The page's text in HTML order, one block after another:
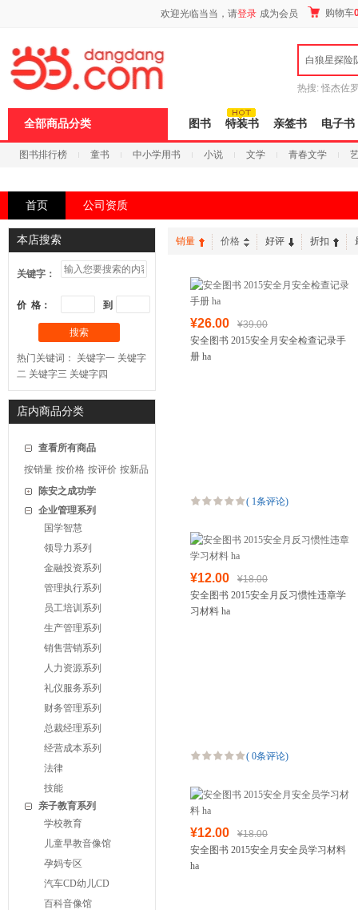
欢迎光临当当，请登录 成为会员 购物车
白狼星探险
热搜: 怪杰佐
全部商品分类 图书 特装书 亲签书 电子书
图书排行榜 童书 中小学用书 小说 文学 青春文学
首页 公司资质
本店搜索
关键字：
价 格： 到
搜索
热门关键词： 关键字一 关键字
二 关键字三 关键字四
店内商品分类
查看所有商品
按销量 按价格 按评价 按新品
陈安之成功学
企业管理系列
国学智慧
领导力系列
金融投资系列
管理执行系列
员工培训系列
生产管理系列
销售营销系列
人力资源系列
礼仪服务系列
财务管理系列
总裁经理系列
经营成本系列
法律
技能
亲子教育系列
学校教育
儿童早教音像馆
孕妈专区
汽车CD幼儿CD
百科音像馆
销量 价格 好评 折扣
¥26.00
¥39.00
安全图书 2015安全月安全检查记录手
册 ha
( 1条评论)
¥12.00
¥18.00
安全图书 2015安全月反习惯性违章学
习材料 ha
( 0条评论)
¥12.00
¥18.00
安全图书 2015安全月安全员学习材料
ha
页
浪
打